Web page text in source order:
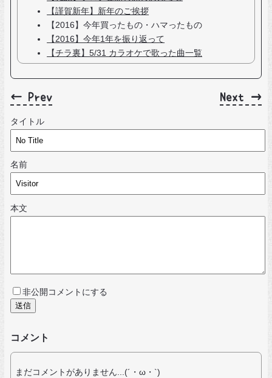
【謹賀新年】新年のご挨拶
【2016】今年買ったもの・ハマったもの
【2016】今年1年を振り返って
【チラ裏】5/31 カラオケで歌った曲一覧
← Prev Next →
タイトル
名前
本文
非公開コメントにする
コメント
まだコメントがありません...(´・ω・`)